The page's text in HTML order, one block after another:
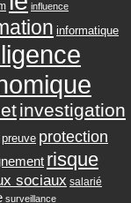
influence
informatique
investigation
preuve protection
risque
sociaux salarié
surveillance